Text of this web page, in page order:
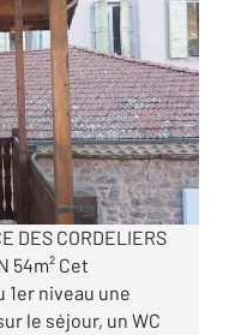
DES CORDELIERS
54m² Cet
niveau une
le séjour, un WC